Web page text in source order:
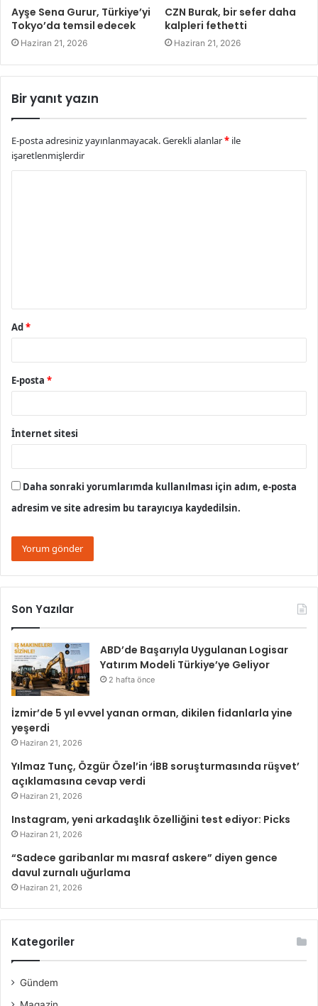
Ayşe Sena Gurur, Türkiye’yi
Tokyo’da temsil edecek
Haziran 21, 2026
CZN Burak, bir sefer daha
kalpleri fethetti
Haziran 21, 2026
Bir yanıt yazın
E-posta adresiniz yayınlanmayacak.Gerekli alanlar* ile
işaretlenmişlerdir
Ad*
E-posta *
İnternet sitesi
Daha sonraki yorumlarımda kullanılması için adım, e-posta
adresim ve site adresim bu tarayıcıya kaydedilsin.
Son Yazılar
ABD’de Başarıyla Uygulanan Logisar
Yatırım Modeli Türkiye’ye Geliyor
2 hafta önce
İzmir’de 5 yıl evvel yanan orman, dikilen fidanlarla yine
yeşerdi
Haziran 21, 2026
Yılmaz Tunç, Özgür Özel’in ‘İBB soruşturmasında rüşvet’
açıklamasına cevap verdi
Haziran 21, 2026
Instagram, yeni arkadaşlık özelliğini test ediyor: Picks
Haziran 21, 2026
“Sadece garibanlar mı masraf askere” diyen gence
davul zurnalı uğurlama
Haziran 21, 2026
Kategoriler
Gündem